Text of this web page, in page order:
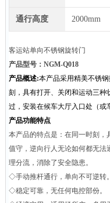
通行高度 2000mm
客运站单向不锈钢旋转门
产品型号：NGM-Q018
产品概述:本产品采用精美不锈
刻，具有打开、关闭和运动三种
过，安装在候车大厅入口处（或
产品功能特点
本产品的特点是：在同一时刻，
值守，逆向行人无论如何都无法
理分流，消除了安全隐患。
◇手动推杆通行，单向不可逆转
◇稳定可靠，无任何电控部份。